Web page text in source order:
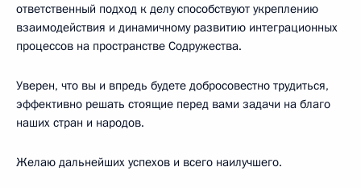
ответственный подход к делу способствуют укреплению
взаимодействия и динамичному развитию интеграционных
процессов на пространстве Содружества.
Уверен, что вы и впредь будете добросовестно трудиться,
эффективно решать стоящие перед вами задачи на благо
наших стран и народов.
Желаю дальнейших успехов и всего наилучшего.